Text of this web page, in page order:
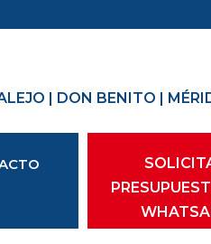
| DON BENITO |